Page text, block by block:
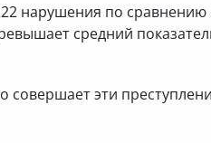
нарушения по сравнению
средний
совершает эти